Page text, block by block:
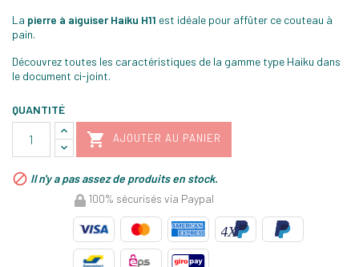
La pierre à aiguiser Haiku H11 est idéale pour affûter ce couteau à
pain.
Découvrez toutes les caractéristiques de la gamme type Haiku dans
le document ci-joint.
QUANTITÉ
 AJOUTER AU PANIER
 Il n'y a pas assez de produits en stock.
100% sécurisés via Paypal